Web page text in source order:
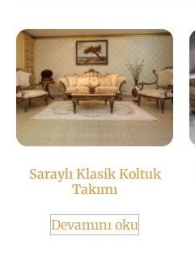
Saraylı Klasik Koltuk
Takımı
Devamını oku